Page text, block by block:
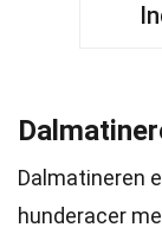
Dalmatineren
hunderacer